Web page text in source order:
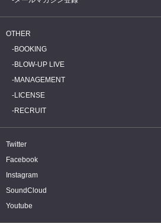
OTHER
BOOKING
BLOW-UP LIVE
MANAGEMENT
LICENSE
RECRUIT
Twitter
Facebook
Instagram
SoundCloud
Youtube